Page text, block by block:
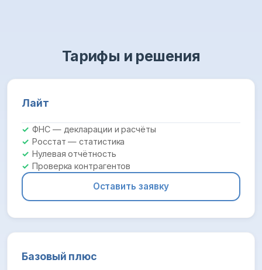
Тарифы и решения
Лайт
ФНС — декларации и расчёты
Росстат — статистика
Нулевая отчётность
Проверка контрагентов
Оставить заявку
Базовый плюс